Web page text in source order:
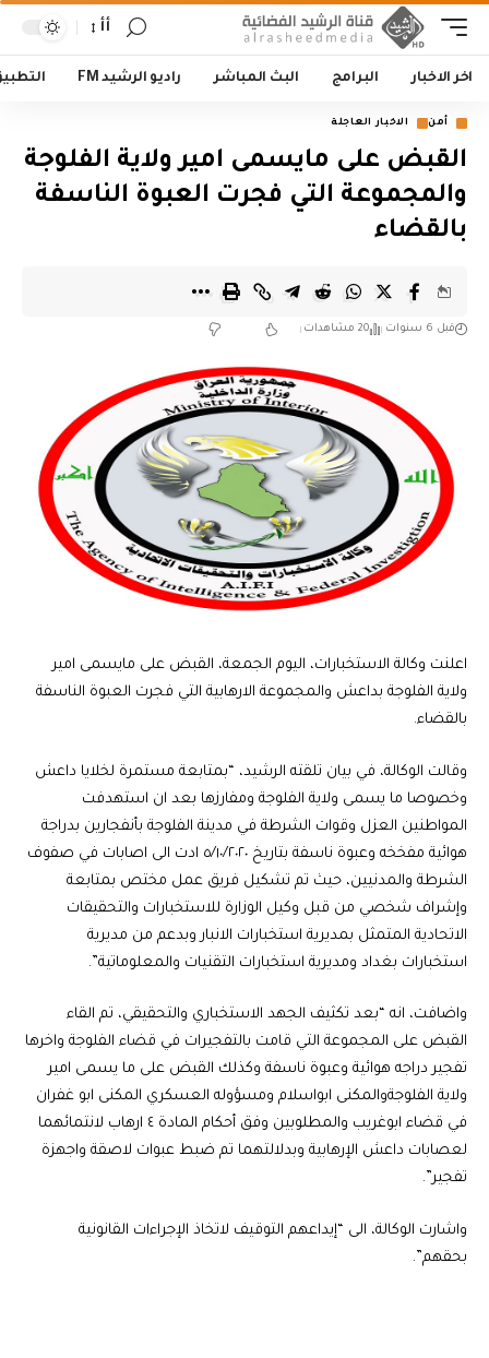
أأ
اخر الاخبار البرامج البث المباشر راديو الرشيد FM
أمن الاخبار العاجلة
القبض على مايسمى امير ولاية الفلوجة
والمجموعة التي فجرت العبوة الناسفة
بالقضاء
قبل 6 سنوات 20 مشاهدات
اعلنت وكالة الاستخبارات، اليوم الجمعة، القبض على مايسمى امير
ولاية الفلوجة بداعش والمجموعة الارهابية التي فجرت العبوة الناسفة
بالقضاء.
وقالت الوكالة، في بيان تلقته الرشيد، “بمتابعة مستمرة لخلايا داعش
وخصوصا ما يسمى ولاية الفلوجة ومفارزها بعد ان استهدفت
المواطنين العزل وقوات الشرطة في مدينة الفلوجة بأنفجارين بدراجة
هوائية مفخخه وعبوة ناسفة بتاريخ ٥/١٠/٢٠٢٠ ادت الى اصابات في صفوف
الشرطة والمدنيين، حيث تم تشكيل فريق عمل مختص بمتابعة
وإشراف شخصي من قبل وكيل الوزارة للاستخبارات والتحقيقات
الاتحادية المتمثل بمديرية استخبارات الانبار وبدعم من مديرية
استخبارات بغداد ومديرية استخبارات التقنيات والمعلوماتية”.
واضافت، انه “بعد تكثيف الجهد الاستخباري والتحقيقي، تم القاء
القبض على المجموعة التي قامت بالتفجيرات في قضاء الفلوجة واخرها
تفجير دراجه هوائية وعبوة ناسفة وكذلك القبض على ما يسمى امير
ولاية الفلوجةوالمكنى ابواسلام ومسؤوله العسكري المكنى ابو غفران
في قضاء ابوغريب والمطلوبين وفق أحكام المادة ٤ ارهاب لانتمائهما
لعصابات داعش الإرهابية وبدلالتهما تم ضبط عبوات لاصقة واجهزة
تفجير”.
واشارت الوكالة، الى “إيداعهم التوقيف لاتخاذ الإجراءات القانونية
بحقهم”.